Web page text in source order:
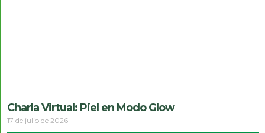
Charla Virtual: Piel en Modo Glow
17 de julio de 2026